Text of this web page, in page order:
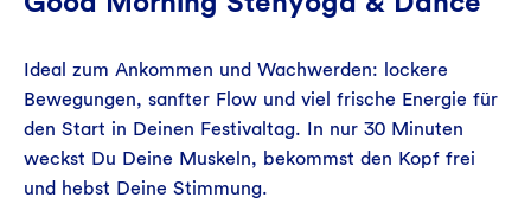
Ideal zum Ankommen und Wachwerden: lockere
Bewegungen, sanfter Flow und viel frische Energie für
den Start in Deinen Festivaltag. In nur 30 Minuten
weckst Du Deine Muskeln, bekommst den Kopf frei
und hebst Deine Stimmung.